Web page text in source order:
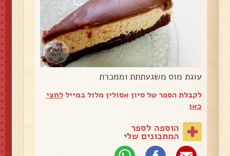
עוגת מוס משגעתתת וממכרת
לקבלת הספר של סיון אסולין מלול במייללחצי
כאן
הוספה לספר
המתכונים שלי